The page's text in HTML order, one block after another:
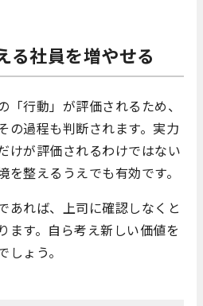
る社員を増やせる
「行動」が評価されるため、
の過程も判断されます。実力
けが評価されるわけではない
整えるうえでも有効です。
あれば、上司に確認しなくと
ます。自ら考え新しい価値を
ょう。